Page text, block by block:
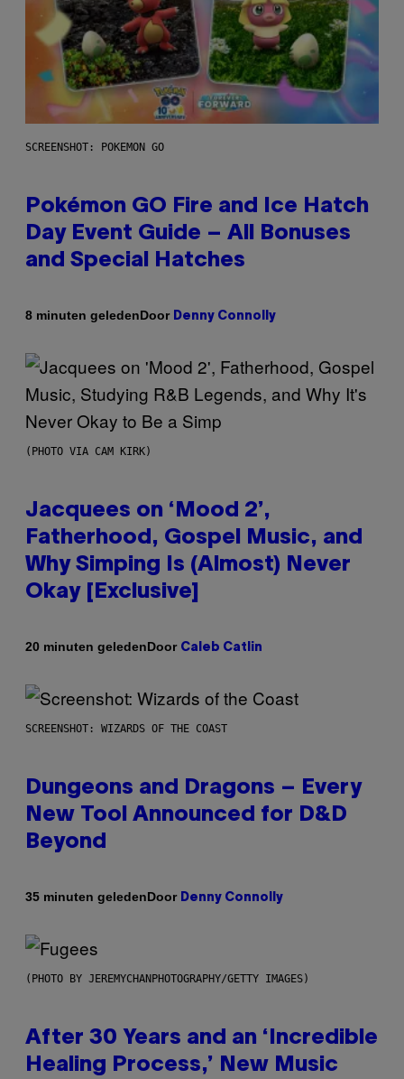
SCREENSHOT: POKEMON GO
Pokémon GO Fire and Ice Hatch
Day Event Guide – All Bonuses
and Special Hatches
8 minuten geledenDoor Denny Connolly
(PHOTO VIA CAM KIRK)
Jacquees on ‘Mood 2’,
Fatherhood, Gospel Music, and
Why Simping Is (Almost) Never
Okay [Exclusive]
20 minuten geledenDoor Caleb Catlin
SCREENSHOT: WIZARDS OF THE COAST
Dungeons and Dragons – Every
New Tool Announced for D&D
Beyond
35 minuten geledenDoor Denny Connolly
(PHOTO BY JEREMYCHANPHOTOGRAPHY/GETTY IMAGES)
After 30 Years and an ‘Incredible
Healing Process,’ New Music